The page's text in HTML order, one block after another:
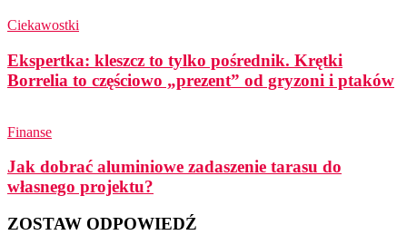
Ciekawostki
Ekspertka: kleszcz to tylko pośrednik. Krętki
Borrelia to częściowo „prezent” od gryzoni i ptaków
Finanse
Jak dobrać aluminiowe zadaszenie tarasu do
własnego projektu?
ZOSTAW ODPOWIEDŹ